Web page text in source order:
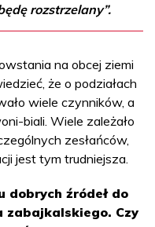
rozstrzelany”.
na obcej ziemi
że o podziałach
wiele czynników, a
biali. Wiele zależało
zesłańców,
jest tym trudniejsza.
dobrych źródeł do
zabajkalskiego. Czy